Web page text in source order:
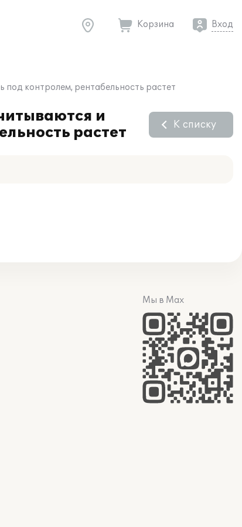
Корзина Вход
контролем, рентабельность растет
и
растет
К списку
Мы в Max